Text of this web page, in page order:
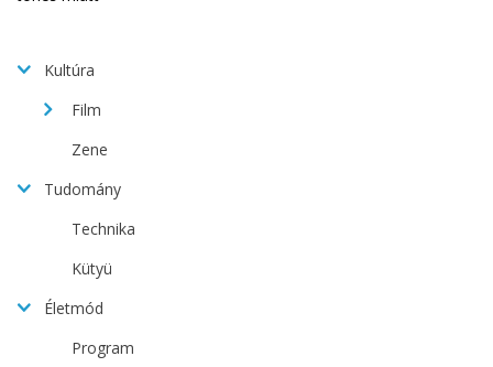
Kultúra
Film
Zene
Tudomány
Technika
Kütyü
Életmód
Program